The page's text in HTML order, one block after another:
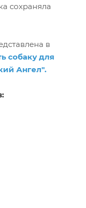
сохраняла
в
собаку для
Ангел".